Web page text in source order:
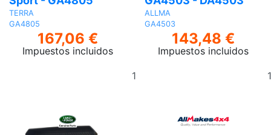
TERRA
GA4805
167,06 €
Impuestos incluidos
ALLMA
GA4503
143,48 €
Impuestos incluidos